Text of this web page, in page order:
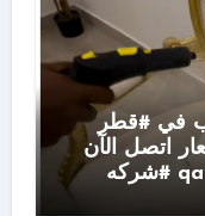
في #قطر
اتصل الآن